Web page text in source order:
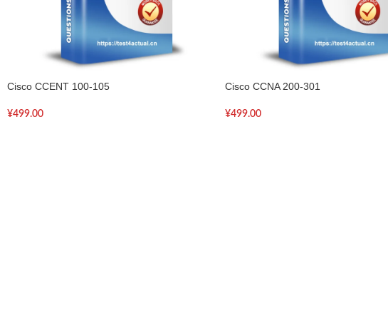
Cisco CCENT 100-105
¥499.00
Cisco CCNA 200-301
¥499.00